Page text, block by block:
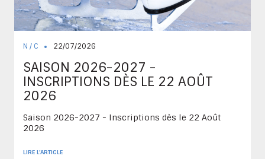
N / C 22/07/2026
SAISON 2026-2027 -
INSCRIPTIONS DÈS LE 22 AOÛT
2026
Saison 2026-2027 - Inscriptions dès le 22 Août
2026
LIRE L'ARTICLE